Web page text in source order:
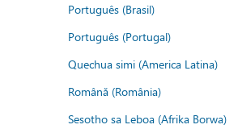
Português (Brasil)
Português (Portugal)
Quechua simi (America Latina)
Română (România)
Sesotho sa Leboa (Afrika Borwa)